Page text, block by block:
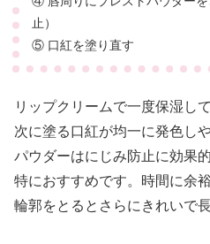
止）
⑤ 口紅を塗り直す
リップクリームで一度保湿し
次に塗る口紅が均一に発色し
パウダーはにじみ防止に効果
特におすすめです。時間に余
輪郭をとるとさらにきれいで